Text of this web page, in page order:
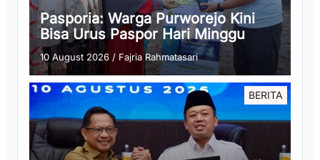
Pasporia: Warga Purworejo Kini
Bisa Urus Paspor Hari Minggu
10 August 2026 / Fajria Rahmatasari
BERITA